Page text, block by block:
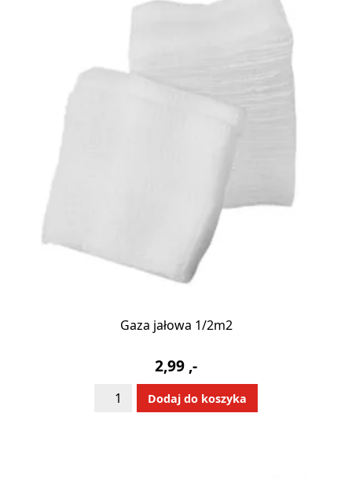
Gaza jałowa 1/2m2
2,99 ,-
ilość
Dodaj do koszyka
Alternative: